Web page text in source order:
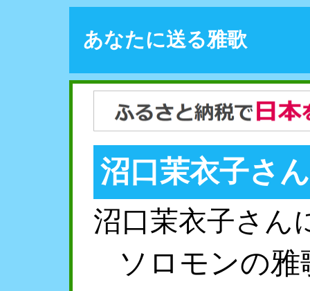
あなたに送る雅歌
沼口茉衣子さ
沼口茉衣子さん
ソロモンの雅